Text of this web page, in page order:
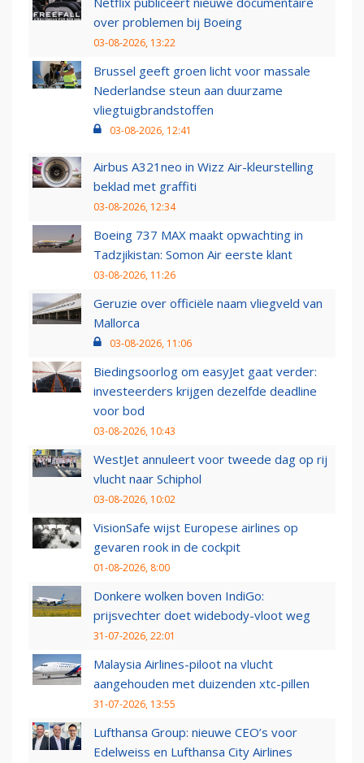
over problemen bij Boeing
03-08-2026, 13:22
Brussel geeft groen licht voor massale
Nederlandse steun aan duurzame
vliegtuigbrandstoffen
03-08-2026, 12:41
Airbus A321neo in Wizz Air-kleurstelling
beklad met graffiti
03-08-2026, 12:34
Boeing 737 MAX maakt opwachting in
Tadzjikistan: Somon Air eerste klant
03-08-2026, 11:26
Geruzie over officiële naam vliegveld van
Mallorca
03-08-2026, 11:06
Biedingsoorlog om easyJet gaat verder:
investeerders krijgen dezelfde deadline
voor bod
03-08-2026, 10:43
WestJet annuleert voor tweede dag op rij
vlucht naar Schiphol
03-08-2026, 10:02
VisionSafe wijst Europese airlines op
gevaren rook in de cockpit
01-08-2026, 8:00
Donkere wolken boven IndiGo:
prijsvechter doet widebody-vloot weg
31-07-2026, 22:01
Malaysia Airlines-piloot na vlucht
aangehouden met duizenden xtc-pillen
31-07-2026, 13:55
Lufthansa Group: nieuwe CEO’s voor
Edelweiss en Lufthansa City Airlines